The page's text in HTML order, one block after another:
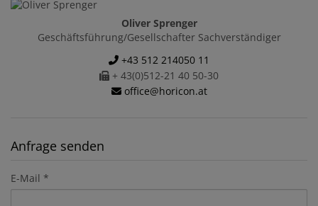
Oliver Sprenger
Geschäftsführung/Gesellschafter Sachverständiger
+43 512 214050 11
+ 43(0)512-21 40 50-30
office@horicon.at
Anfrage senden
E-Mail